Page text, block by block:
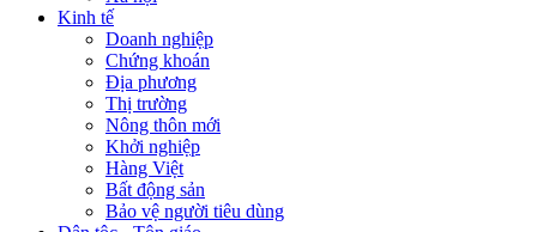
Kinh tế
Doanh nghiệp
Chứng khoán
Địa phương
Thị trường
Nông thôn mới
Khởi nghiệp
Hàng Việt
Bất động sản
Bảo vệ người tiêu dùng